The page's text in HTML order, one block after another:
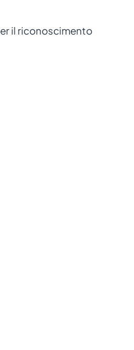
il riconoscimento